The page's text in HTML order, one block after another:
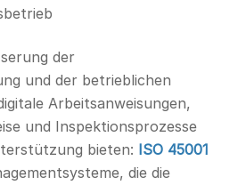
der
und der betrieblichen
Arbeitsanweisungen,
und Inspektionsprozesse
bieten: ISO 45001
die die